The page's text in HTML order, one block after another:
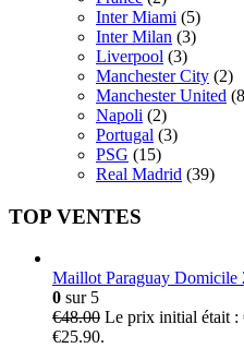
Inter Miami (5)
Inter Milan (3)
Liverpool (3)
Manchester City (2)
Manchester United
Napoli (2)
Portugal (3)
PSG (15)
Real Madrid (39)
TOP VENTES
Maillot Paraguay Domicile
0 sur 5
€48.00 Le prix initial était :
€25.90.